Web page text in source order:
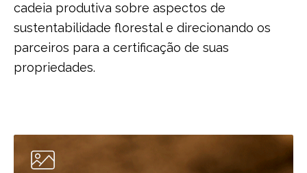
cadeia produtiva sobre aspectos de
sustentabilidade florestal e direcionando os
parceiros para a certificação de suas
propriedades.